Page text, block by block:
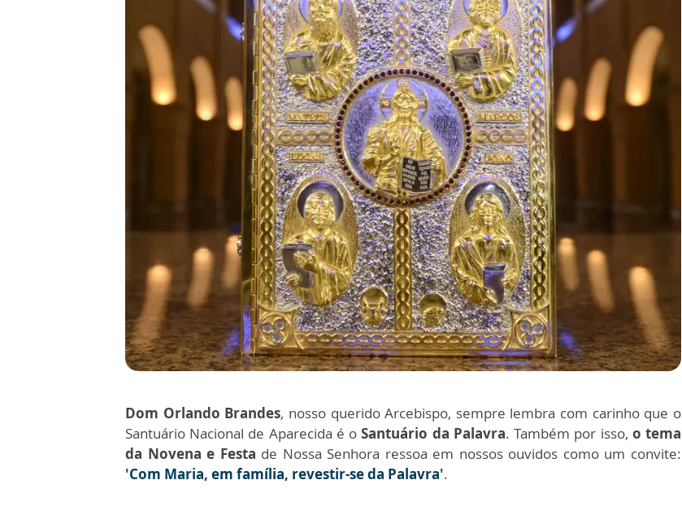
Dom Orlando Brandes, nosso querido Arcebispo, sempre lembra com carinho que o
Santuário Nacional de Aparecida é oSantuário da Palavra. Também por isso, o tema
da Novena e Festa de Nossa Senhora ressoa em nossos ouvidos como um convite:
'Com Maria, em família, revestir-se da Palavra'.